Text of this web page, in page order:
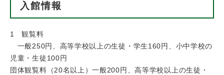
入館情報
1 観覧料
一般250円、高等学校以上の生徒・学生160円、小中学校の
児童・生徒100円
団体観覧料（20名以上）一般200円、高等学校以上の生徒・